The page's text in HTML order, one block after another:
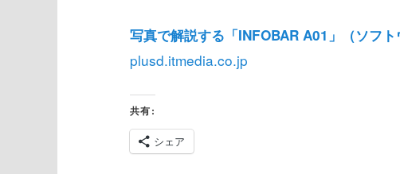
写真で解説する「INFOBAR A01」（ソフ
plusd.itmedia.co.jp
共有:
シェア